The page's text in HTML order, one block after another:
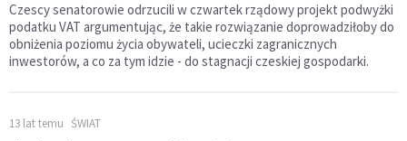
Czescy senatorowie odrzucili w czwartek rządowy projekt podwyżki
podatku VAT argumentując, że takie rozwiązanie doprowadziłoby do
obniżenia poziomu życia obywateli, ucieczki zagranicznych
inwestorów, a co za tym idzie - do stagnacji czeskiej gospodarki.
13 lat temu ŚWIAT